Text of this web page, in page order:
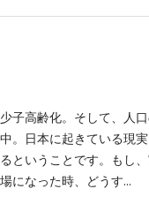
少子高齢化。そして、人
中。日本に起きている現
るということです。もし
場になった時、どうす…